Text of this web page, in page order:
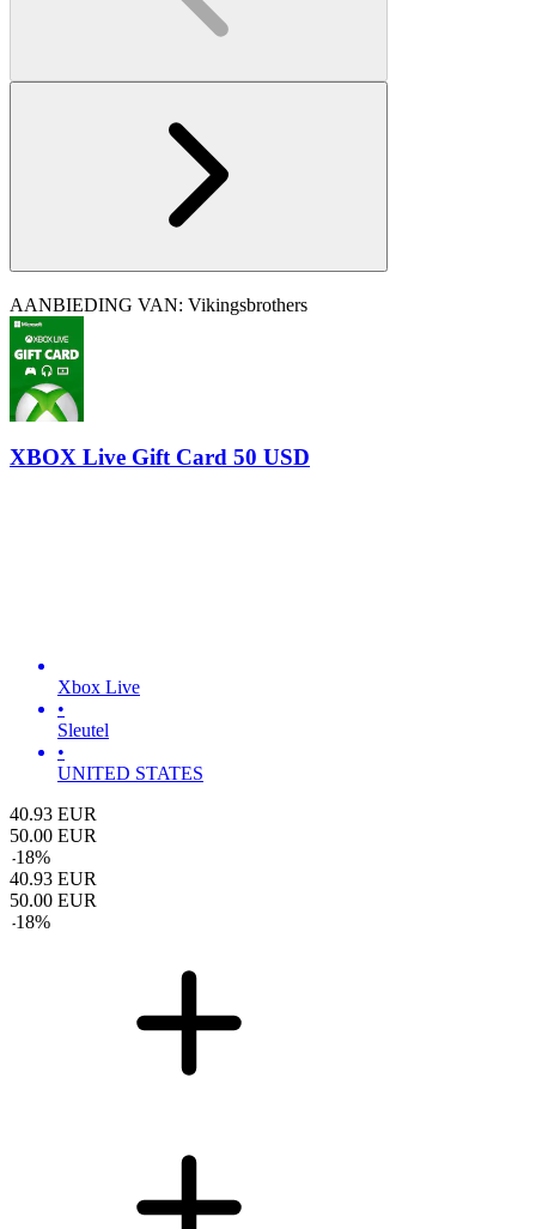
AANBIEDING VAN: Vikingsbrothers
XBOX Live Gift Card 50 USD
Xbox Live
•
Sleutel
•
UNITED STATES
40.93 EUR
50.00 EUR
-18%
40.93 EUR
50.00 EUR
-18%